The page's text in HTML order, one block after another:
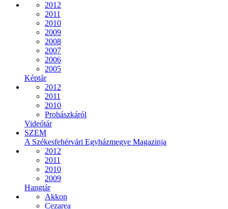
2012
2011
2010
2009
2008
2007
2006
2005
Képtár
2012
2011
2010
Prohászkáról
Videótár
SZEM
A Székesfehérvári Egyházmegye Magazinja
2012
2011
2010
2009
Hangtár
Akkon
Cezarea